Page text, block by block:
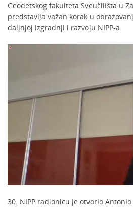
Geodetskog fakulteta Sveučilišta u
predstavlja važan korak u
daljnjoj izgradnji i razvoju NIPP-a.
30. NIPP radionicu je otvorio